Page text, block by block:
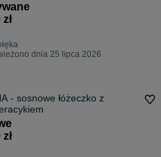
dnia 25 lipca 2026
- sosnowe łóżeczko z